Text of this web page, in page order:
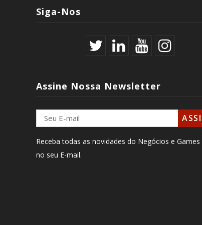
Siga-Nos
Assine Nossa Newsletter
Receba todas as novidades do Negócios e Games
no seu E-mail.
Esporte! 🌎
EA SPORTS FC Anuncia
ELibertadores E